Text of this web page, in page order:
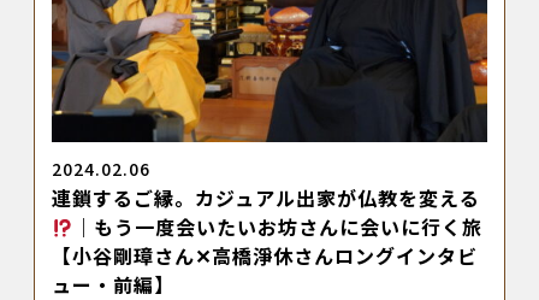
2024.02.06
連鎖するご縁。カジュアル出家が仏教を変える
｜もう一度会いたいお坊さんに会いに行く旅
【小谷剛璋さん✕高橋淨休さんロングインタビ
ュー・前編】